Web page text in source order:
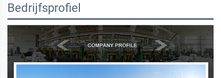
Bedrijfsprofiel